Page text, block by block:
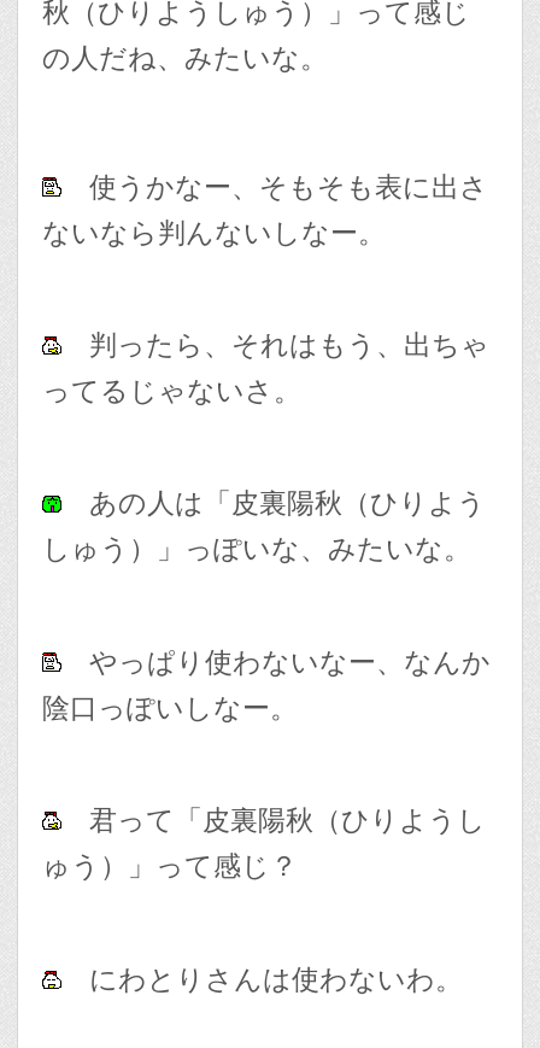
秋（ひりようしゅう）」って感じ
の人だね、みたいな。
使うかなー、そもそも表に出さ
ないなら判んないしなー。
判ったら、それはもう、出ちゃ
ってるじゃないさ。
あの人は「皮裏陽秋（ひりよう
しゅう）」っぽいな、みたいな。
やっぱり使わないなー、なんか
陰口っぽいしなー。
君って「皮裏陽秋（ひりようし
ゅう）」って感じ？
にわとりさんは使わないわ。